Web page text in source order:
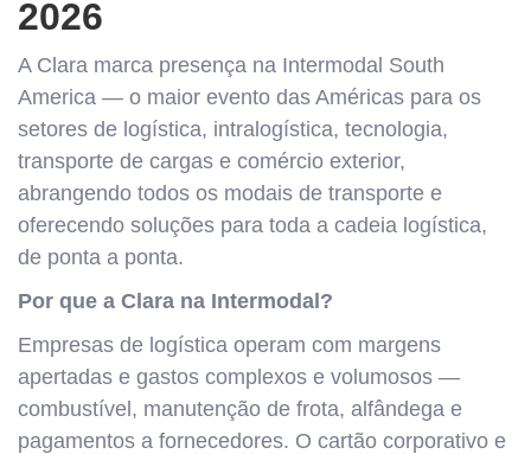
2026
A Clara marca presença na Intermodal South
America — o maior evento das Américas para os
setores de logística, intralogística, tecnologia,
transporte de cargas e comércio exterior,
abrangendo todos os modais de transporte e
oferecendo soluções para toda a cadeia logística,
de ponta a ponta.
Por que a Clara na Intermodal?
Empresas de logística operam com margens
apertadas e gastos complexos e volumosos —
combustível, manutenção de frota, alfândega e
pagamentos a fornecedores. O cartão corporativo e